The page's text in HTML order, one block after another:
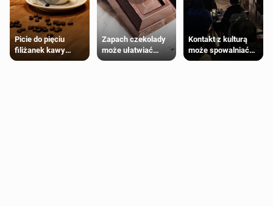
Picie do pięciu
filiżanek kawy
dziennie jest
Zapach czekolady
może ułatwiać
trening siłowy
Kontakt z kulturą
może spowalniać
starzenie